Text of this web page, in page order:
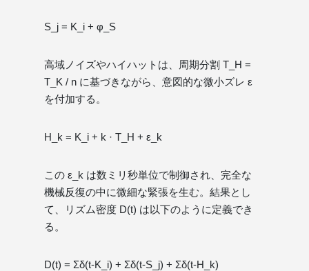
S_j = K_i + φ_S
高域ノイズやハイハットは、周期分割 T_H =
T_K / n に基づきながら、意図的な微小ズレ ε
を付加する。
H_k = K_i + k · T_H + ε_k
この ε_k は数ミリ秒単位で制御され、完全な
機械反復の中に微細な緊張を生む。結果とし
て、リズム密度 D(t) は以下のように定義でき
る。
D(t) = Σδ(t-K_i) + Σδ(t-S_j) + Σδ(t-H_k)